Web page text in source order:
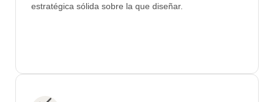
estratégica sólida sobre la que diseñar.